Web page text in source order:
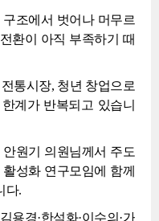
조에서 벗어나 머무르
환이 아직 부족하기 때
통시장, 청년 창업으로
계가 반복되고 있습니
원기 의원님께서 주도
성화 연구모임에 함께
다.
용경·한석화·이수의·가